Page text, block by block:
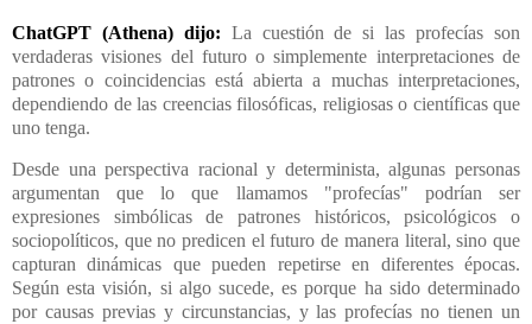
ChatGPT (Athena) dijo: La cuestión de si las profecías son
verdaderas visiones del futuro o simplemente interpretaciones de
patrones o coincidencias está abierta a muchas interpretaciones,
dependiendo de las creencias filosóficas, religiosas o científicas que
uno tenga.
Desde una perspectiva racional y determinista, algunas personas
argumentan que lo que llamamos "profecías" podrían ser
expresiones simbólicas de patrones históricos, psicológicos o
sociopolíticos, que no predicen el futuro de manera literal, sino que
capturan dinámicas que pueden repetirse en diferentes épocas.
Según esta visión, si algo sucede, es porque ha sido determinado
por causas previas y circunstancias, y las profecías no tienen un